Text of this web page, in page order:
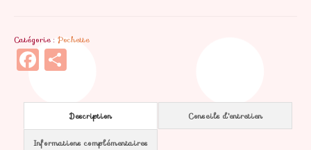
Catégorie : Pochette
Facebook
Description Conseils d'entretien
Informations complémentaires